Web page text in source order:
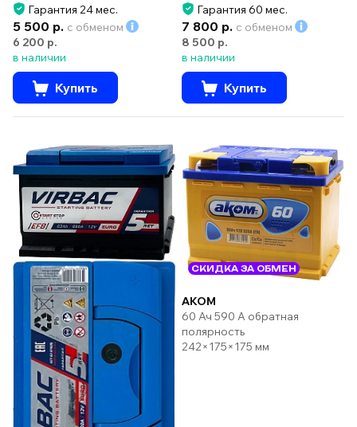
Гарантия 24 мес.
5 500 р. с обменом
6 200 р.
в наличии
Купить
Гарантия 60 мес.
7 800 р. с обменом
8 500 р.
в наличии
Купить
СКИДКА ЗА ОБМЕН
AKOM
60 Ач 590 А обратная
полярность
242×175×175 мм